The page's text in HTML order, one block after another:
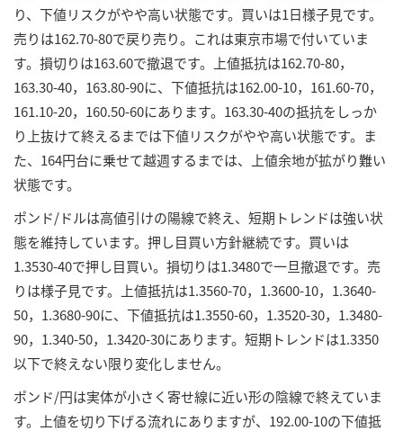
り、下値リスクがやや高い状態です。買いは1日様子見です。
売りは162.70-80で戻り売り。これは東京市場で付いていま
す。損切りは163.60で撤退です。上値抵抗は162.70-80，
163.30-40，163.80-90に、下値抵抗は162.00-10，161.60-70，
161.10-20，160.50-60にあります。163.30-40の抵抗をしっか
り上抜けて終えるまでは下値リスクがやや高い状態です。ま
た、164円台に乗せて越週するまでは、上値余地が拡がり難い
状態です。
ポンド/ドルは高値引けの陽線で終え、短期トレンドは強い状
態を維持しています。押し目買い方針継続です。買いは
1.3530-40で押し目買い。損切りは1.3480で一旦撤退です。売
りは様子見です。上値抵抗は1.3560-70，1.3600-10，1.3640-
50，1.3680-90に、下値抵抗は1.3550-60，1.3520-30，1.3480-
90，1.340-50，1.3420-30にあります。短期トレンドは1.3350
以下で終えない限り変化しません。
ポンド/円は実体が小さく寄せ線に近い形の陰線で終えていま
す。上値を切り下げる流れにありますが、192.00-10の下値抵